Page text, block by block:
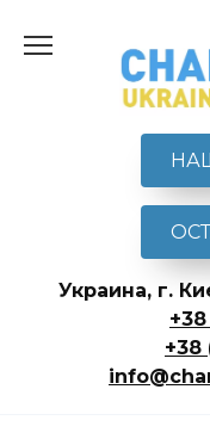
содержанию
Украина, г.
+38